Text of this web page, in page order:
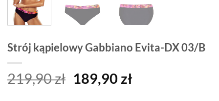
Strój kąpielowy Gabbiano Evita-DX 03/B
219,90zł Pierwotna
189,90 złAktualna